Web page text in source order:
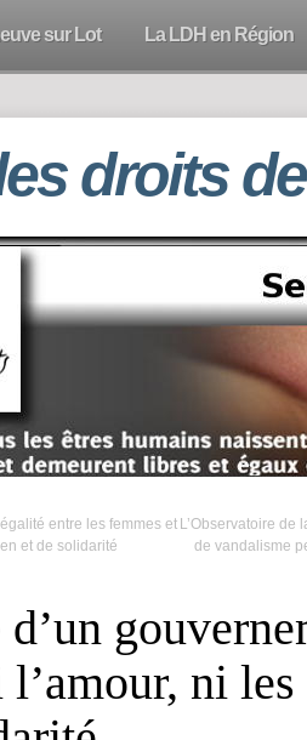
sur Lot La LDH en Région
droits
entre les femmes et
et de solidarité
L’Observatoire de
de vandalisme
l’amour, ni les